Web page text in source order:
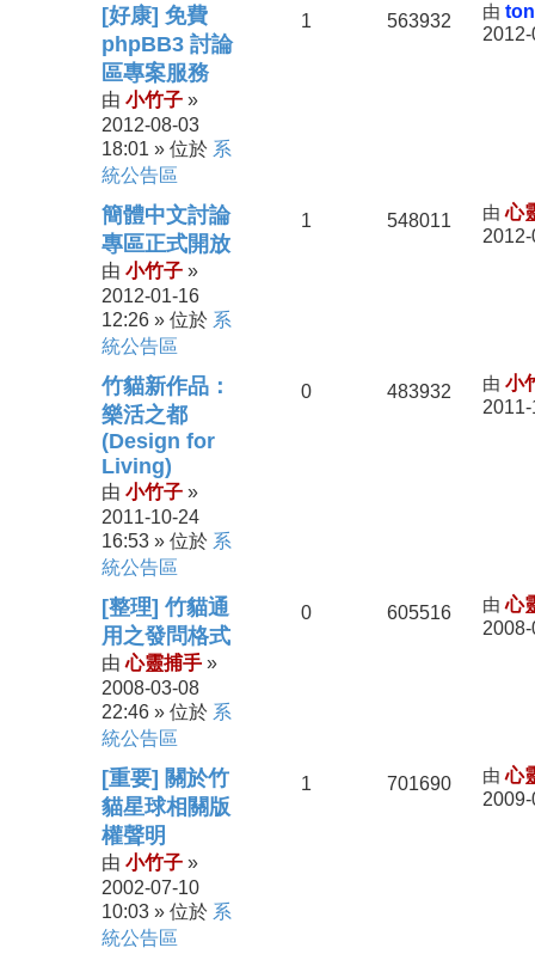
[好康] 免費
phpBB3 討論
區專案服務
由 小竹子 »
2012-08-03
18:01 » 位於 系
統公告區
1 563932 由
簡體中文討論
專區正式開放
由 小竹子 »
2012-01-16
12:26 » 位於 系
統公告區
1 548011 由心
竹貓新作品：
樂活之都
(Design for
Living)
由 小竹子 »
2011-10-24
16:53 » 位於 系
統公告區
0 483932 由 小
[整理] 竹貓通
用之發問格式
由心靈捕手 »
2008-03-08
22:46 » 位於 系
統公告區
0 605516 由心
[重要] 關於竹
貓星球相關版
權聲明
由 小竹子 »
2002-07-10
10:03 » 位於 系
統公告區
1 701690 由心